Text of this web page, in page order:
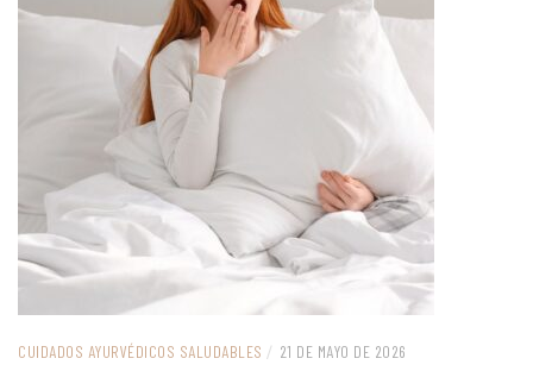
CUIDADOS AYURVÉDICOS SALUDABLES / 21 DE MAYO DE 2026